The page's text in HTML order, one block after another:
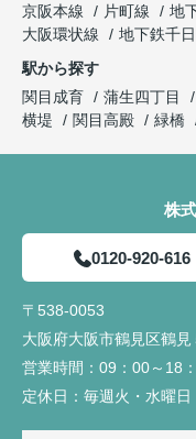
京阪本線
片町線 地
大阪環状線
地下鉄千
駅から探す
関目成育
蒲生四丁目
横堤
関目高殿 緑橋
株
0120-920-616
〒538-0053
大阪府大阪市鶴見区鶴
営業時間： 09：00～18
定休日： 毎週火・水曜日